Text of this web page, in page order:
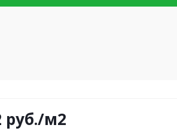
руб./м2